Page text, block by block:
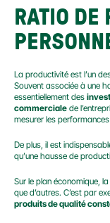
RATIO DE
La productivité est l’un
Souvent associée à une
essentiellement des
commerciale de
mesurer les
De plus, il est
qu’une hausse de
Sur le plan économique,
produits de qualité